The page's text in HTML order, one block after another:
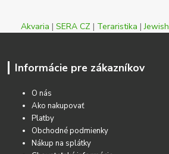
Akvaria | SERA CZ | Teraristika |Jewish
Informácie pre zákazníkov
O nás
Ako nakupovať
Platby
Obchodné podmienky
Nákup na splátky